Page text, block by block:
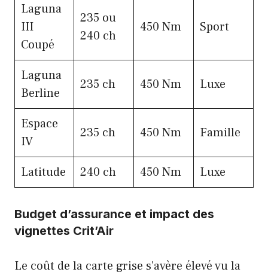
Laguna
III
Coupé
235 ou
240 ch
450 Nm Sport
Laguna
Berline
235 ch 450 Nm Luxe
Espace
IV
235 ch 450 Nm Famille
Latitude 240 ch 450 Nm Luxe
Budget d’assurance et impact des
vignettes Crit’Air
Le coût de la carte grise s’avère élevé vu la